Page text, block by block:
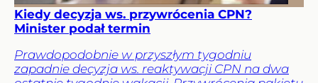
Kiedy decyzja ws. przywrócenia CPN?
Minister podał termin
Prawdopodobnie w przyszłym tygodniu
zapadnie decyzja ws. reaktywacji CPN na dwa